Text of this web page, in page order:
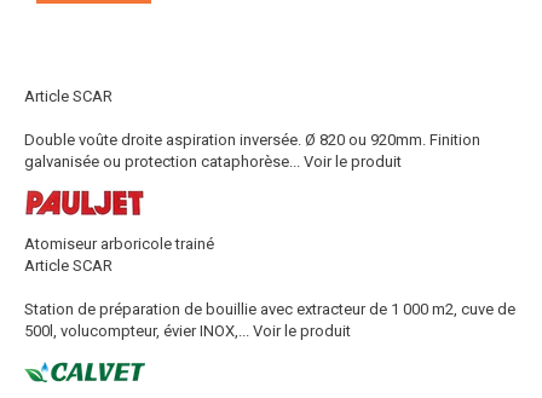
Article SCAR
Double voûte droite aspiration inversée. Ø 820 ou 920mm. Finition
galvanisée ou protection cataphorèse...
Voir le produit
Atomiseur arboricole trainé
Article SCAR
Station de préparation de bouillie avec extracteur de 1 000 m2, cuve de
500l, volucompteur, évier INOX,...
Voir le produit